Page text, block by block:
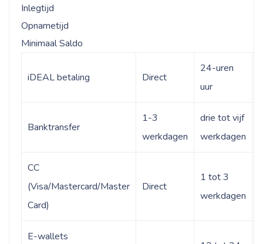
Inlegtijd
Opnametijd
Minimaal Saldo
iDEAL betaling Direct
24-uren
uur
Banktransfer
1-3
werkdagen
drie tot vijf
werkdagen
CC
(Visa/Mastercard/Master
Card)
Direct
1 tot 3
werkdagen
E-wallets